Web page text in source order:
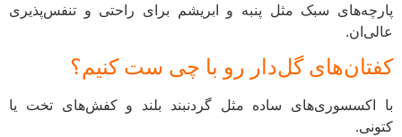
سبک مثل پنبه و ابریشم برای راحتی و تنفس‌پذیری
گل‌دار رو با چی ست کنیم؟
ساده مثل گردنبند بلند و کفش‌های تخت یا